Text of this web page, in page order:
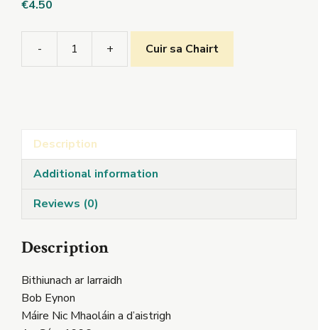
€4.50
-
Bithiunach
+ Cuir sa Chairt
Description
Additional information
Reviews (0)
Description
Bithiunach ar Iarraidh
Bob Eynon
Máire Nic Mhaoláin a d’aistrigh